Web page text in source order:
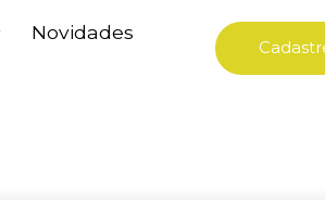
Novidades